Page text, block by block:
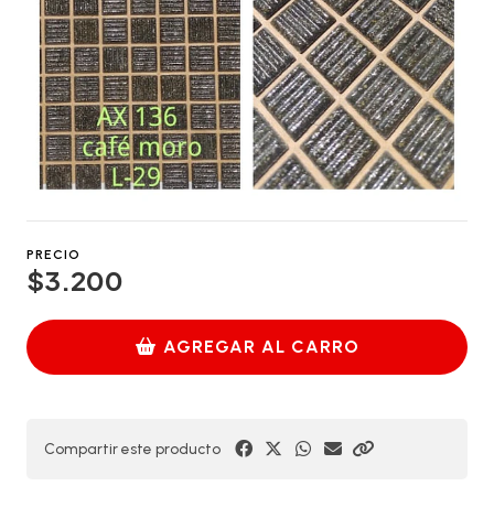
PRECIO
$3.200
AGREGAR AL CARRO
Compartir este producto